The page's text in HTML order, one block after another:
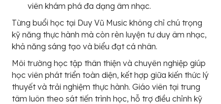
viên khám phá đa dạng âm nhạc.
Từng buổi học tại Duy Vũ Music không chỉ chú trọng
kỹ năng thực hành mà còn rèn luyện tư duy âm nhạc,
khả năng sáng tạo và biểu đạt cá nhân.
Môi trường học tập thân thiện và chuyên nghiệp giúp
học viên phát triển toàn diện, kết hợp giữa kiến thức lý
thuyết và trải nghiệm thực hành. Giáo viên tại trung
tâm luôn theo sát tiến trình học, hỗ trợ điều chỉnh kỹ